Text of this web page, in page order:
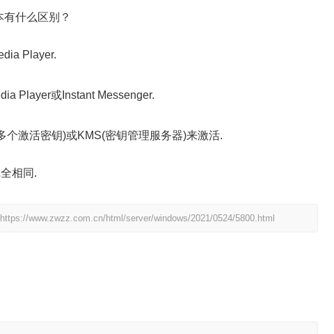
什么区别？
Player.
Player或Instant Messenger.
激活密钥)或KMS(密钥管理服务器)来激活.
相同.
https://www.zwzz.com.cn/html/server/windows/2021/0524/5800.html